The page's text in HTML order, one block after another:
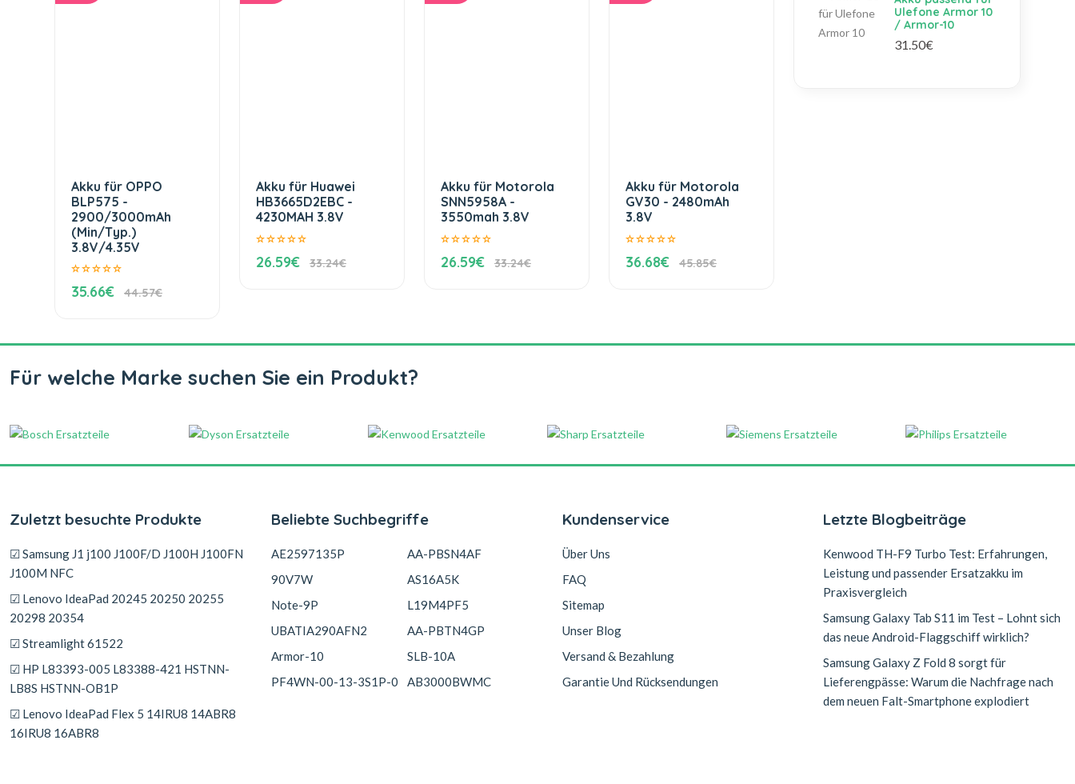
Akku für OPPO
BLP575 -
2900/3000mAh
(Min/Typ.)
3.8V/4.35V
35.66€ 44.57€
Akku für Huawei
HB3665D2EBC -
4230MAH 3.8V
26.59€ 33.24€
Akku für Motorola
SNN5958A -
3550mah 3.8V
26.59€ 33.24€
Akku für Motorola
GV30 - 2480mAh
3.8V
36.68€ 45.85€
Ulefone Armor 10
/ Armor-10
31.50€
Für welche Marke suchen Sie ein Produkt?
Zuletzt besuchte Produkte
☑ Samsung J1 j100 J100F/D J100H J100FN
J100M NFC
☑ Lenovo IdeaPad 20245 20250 20255
20298 20354
☑ Streamlight 61522
☑ HP L83393-005 L83388-421 HSTNN-
LB8S HSTNN-OB1P
☑ Lenovo IdeaPad Flex 5 14IRU8 14ABR8
16IRU8 16ABR8
Beliebte Suchbegriffe
AE2597135P
90V7W
Note-9P
UBATIA290AFN2
Armor-10
PF4WN-00-13-3S1P-0
AA-PBSN4AF
AS16A5K
L19M4PF5
AA-PBTN4GP
SLB-10A
AB3000BWMC
Kundenservice
Über Uns
FAQ
Sitemap
Unser Blog
Versand & Bezahlung
Garantie Und Rücksendungen
Letzte Blogbeiträge
Kenwood TH-F9 Turbo Test: Erfahrungen,
Leistung und passender Ersatzakku im
Praxisvergleich
Samsung Galaxy Tab S11 im Test – Lohnt sich
das neue Android-Flaggschiff wirklich?
Samsung Galaxy Z Fold 8 sorgt für
Lieferengpässe: Warum die Nachfrage nach
dem neuen Falt-Smartphone explodiert